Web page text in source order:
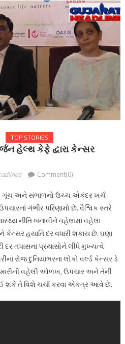
TOP STORIES
હેલ્થ કેફે દ્વારા કેન્સર
Comment(0)
ગૂંચ અને સંભાળનો ઉચ્ચ એકંદર ખર્ચ
ગંભીર પરિણામો છે. વૈશ્વિક સ્તરે
નીતિ બનાવીને વહેલામાં વહેલા
કેન્સર હયાતિ દર વધારી શકાય છે. ઘણા
દર તપાસના પ્રયાસોને લીધે મુખ્યત્વે
રોજ દુનિયાભરના લોકો વર્લ્ડ કેન્સર ડે
વહેલી ઓળખ, ઉપચાર અને તેની
શકે તે વિશે ચર્ચા કરવા એકત્ર આવે છે.